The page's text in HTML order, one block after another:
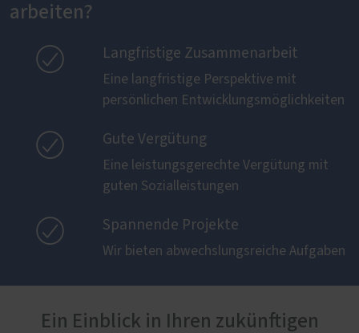
arbeiten?
 Langfristige Zusammenarbeit
Eine langfristige Perspektive mit
persönlichen Entwicklungsmöglichkeiten
 Gute Vergütung
Eine leistungsgerechte Vergütung mit
guten Sozialleistungen
 Spannende Projekte
Wir bieten abwechslungsreiche Aufgaben
Ein Einblick in Ihren zukünftigen